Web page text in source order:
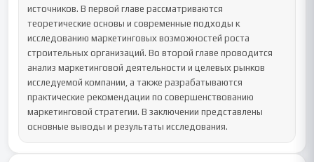
источников. В первой главе рассматриваются
теоретические основы и современные подходы к
исследованию маркетинговых возможностей роста
строительных организаций. Во второй главе проводится
анализ маркетинговой деятельности и целевых рынков
исследуемой компании, а также разрабатываются
практические рекомендации по совершенствованию
маркетинговой стратегии. В заключении представлены
основные выводы и результаты исследования.